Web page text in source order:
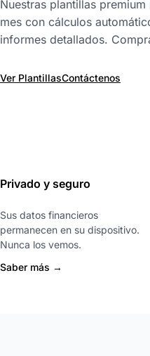
Nuestras plantillas
mes con cálculos
informes detallados.
Ver PlantillasContáctenos
Privado y seguro
Sus datos financieros
permanecen en su dispositivo.
Nunca los vemos.
Saber más →